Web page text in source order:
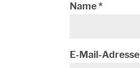
Name*
E-Mail-Adresse